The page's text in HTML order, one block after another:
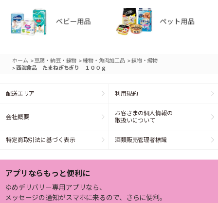
ホーム >豆腐・納豆・練物 >練物・魚肉加工品 >練物・揚物
>西海食品 たまねぎちぎり １００ｇ
配送エリア 利用規約
会社概要
お客さまの個人情報の
取扱いについて
特定商取引法に基づく表示 酒類販売管理者標識
アプリならもっと便利に
ゆめデリバリー専用アプリなら、
メッセージの通知がスマホに来るので、さらに便利。